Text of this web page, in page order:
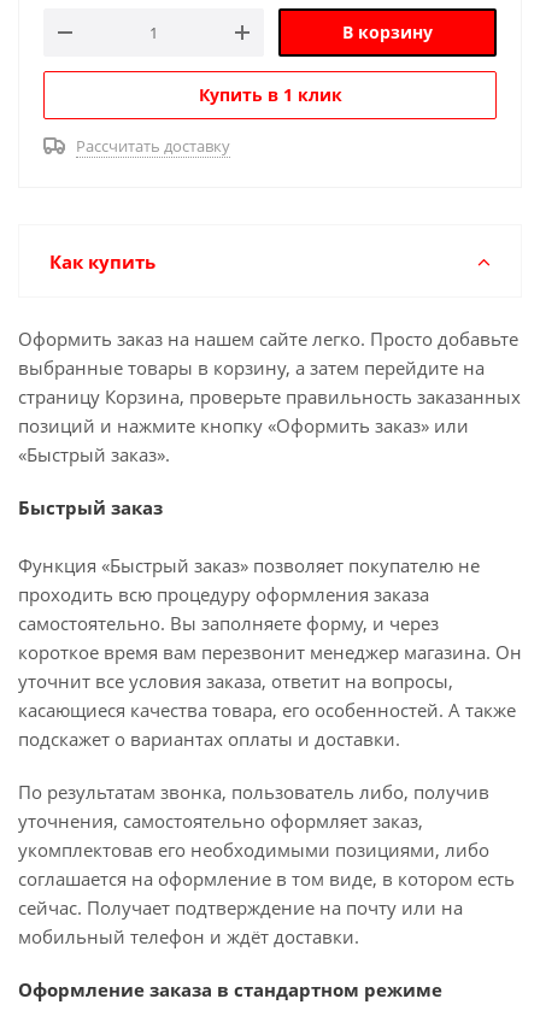
В корзину
Купить в 1 клик
Рассчитать доставку
Как купить
Оформить заказ на нашем сайте легко. Просто добавьте
выбранные товары в корзину, а затем перейдите на
страницу Корзина, проверьте правильность заказанных
позиций и нажмите кнопку «Оформить заказ» или
«Быстрый заказ».
Быстрый заказ
Функция «Быстрый заказ» позволяет покупателю не
проходить всю процедуру оформления заказа
самостоятельно. Вы заполняете форму, и через
короткое время вам перезвонит менеджер магазина. Он
уточнит все условия заказа, ответит на вопросы,
касающиеся качества товара, его особенностей. А также
подскажет о вариантах оплаты и доставки.
По результатам звонка, пользователь либо, получив
уточнения, самостоятельно оформляет заказ,
укомплектовав его необходимыми позициями, либо
соглашается на оформление в том виде, в котором есть
сейчас. Получает подтверждение на почту или на
мобильный телефон и ждёт доставки.
Оформление заказа в стандартном режиме